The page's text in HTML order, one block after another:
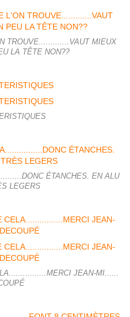
TROUVE.............VAUT MIEUX
LA TÊTE NON??
ÉTANCHES. EN ALU
LEGERS
JEAN-MI......